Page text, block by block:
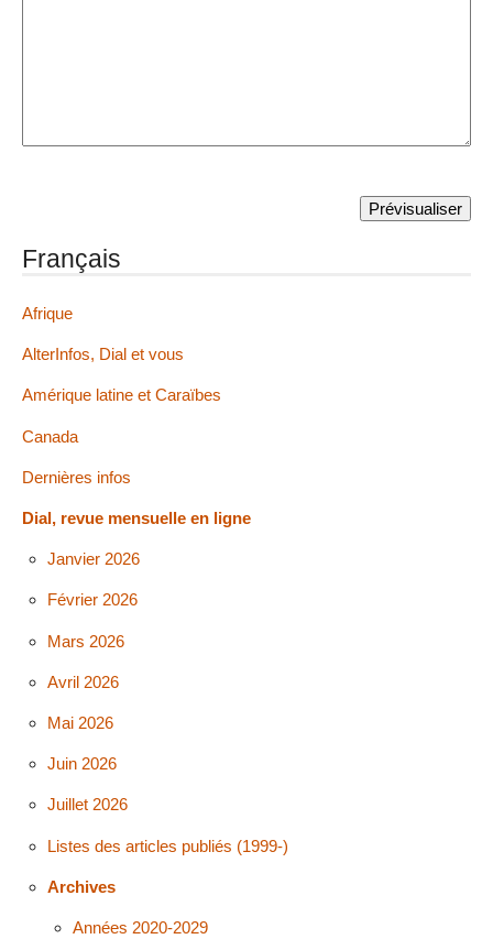
Français
Afrique
AlterInfos, Dial et vous
Amérique latine et Caraïbes
Canada
Dernières infos
Dial, revue mensuelle en ligne
Janvier 2026
Février 2026
Mars 2026
Avril 2026
Mai 2026
Juin 2026
Juillet 2026
Listes des articles publiés (1999-)
Archives
Années 2020-2029